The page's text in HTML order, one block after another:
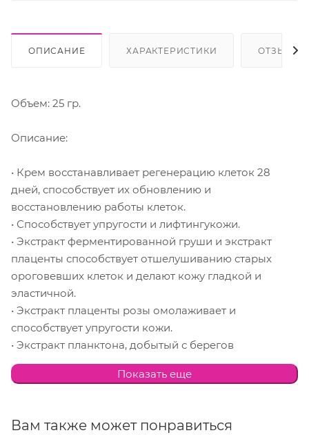
ОПИСАНИЕ ХАРАКТЕРИСТИКИ ОТЗЫВЫ
Объем: 25 гр.
Описание:
• Крем восстанавливает регенерацию клеток 28
дней, способствует их обновлению и
восстановлению работы клеток.
• Способствует упругости и лифтингукожи.
• Экстракт ферментированной груши и экстракт
плаценты способствует отшелушиванию старых
ороговевших клеток и делают кожу гладкой и
эластичной.
• Экстракт плаценты розы омолаживает и
способствует упругости кожи.
• Экстракт планктона, добытый с берегов
Ируазского моря Франции, обладает высокими
увлажняющими свойствами, а также поддерживает
• Необыкновенная текстура крема нежно
Показать еще
Вам также может понравиться